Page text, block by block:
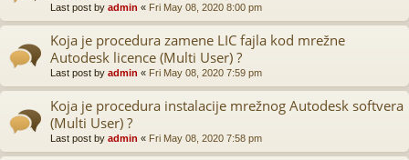
Last post by admin « Fri May 08, 2020 8:00 pm
Koja je procedura zamene LIC fajla kod mrežne
Autodesk licence (Multi User) ?
Last post by admin « Fri May 08, 2020 7:59 pm
Koja je procedura instalacije mrežnog Autodesk softvera
(Multi User) ?
Last post by admin « Fri May 08, 2020 7:58 pm